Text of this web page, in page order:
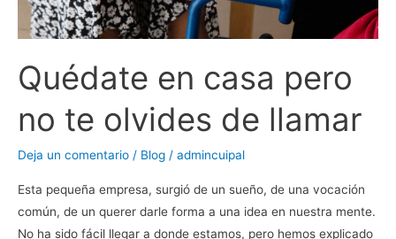
Quédate en casa pero
no te olvides de llamar
Deja un comentario / Blog / admincuipal
Esta pequeña empresa, surgió de un sueño, de una vocación
común, de un querer darle forma a una idea en nuestra mente.
No ha sido fácil llegar a donde estamos, pero hemos explicado
de
llamar